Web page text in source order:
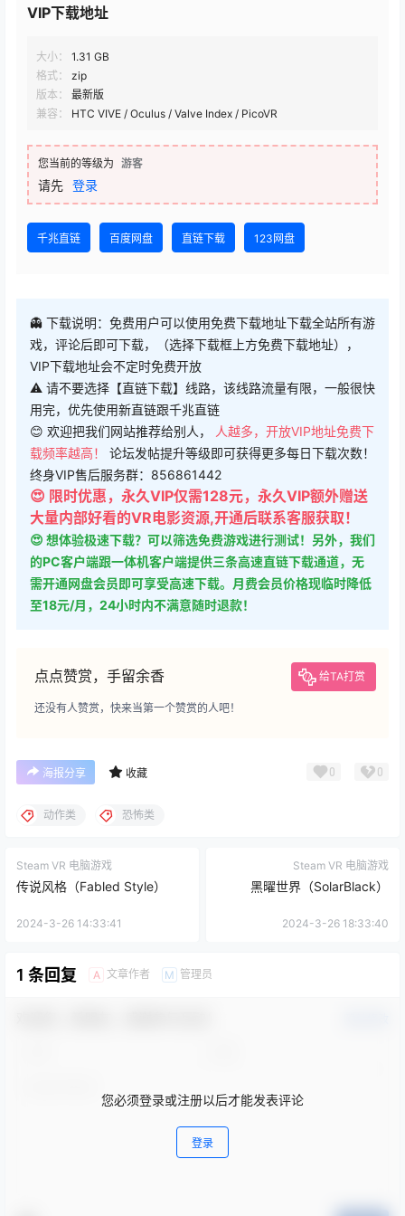
VIP下载地址
大小：
1.31 GB
格式：
zip
版本：
最新版
兼容：
HTC VIVE / Oculus / Valve Index / PicoVR
您当前的等级为 游客
请先 登录
千兆直链 百度网盘 直链下载 123网盘
👻 下载说明：免费用户可以使用免费下载地址下载全站所有游
戏，评论后即可下载，（选择下载框上方免费下载地址），
VIP下载地址会不定时免费开放
⚠ 请不要选择【直链下载】线路，该线路流量有限，一般很快
用完，优先使用新直链跟千兆直链
😊 欢迎把我们网站推荐给别人，
人越多，开放VIP地址免费下
载频率越高！ 论坛发帖提升等级即可获得更多每日下载次数！
终身VIP售后服务群：856861442
😍 限时优惠，永久VIP仅需128元，永久VIP额外赠送
大量内部好看的VR电影资源,开通后联系客服获取！
😍 想体验极速下载？可以筛选免费游戏进行测试！另外，我们
的PC客户端跟一体机客户端提供三条高速直链下载通道，无
需开通网盘会员即可享受高速下载。月费会员价格现临时降低
至18元/月，24小时内不满意随时退款！
点点赞赏，手留余香 给TA打赏
还没有人赞赏，快来当第一个赞赏的人吧！
海报分享 收藏 0 0
动作类 恐怖类
Steam VR 电脑游戏
传说风格（Fabled Style）
2024-3-26 14:33:41
Steam VR 电脑游戏
黑曜世界（SolarBlack）
2024-3-26 18:33:40
1 条回复 A 文章作者 M 管理员
您必须登录或注册以后才能发表评论
登录